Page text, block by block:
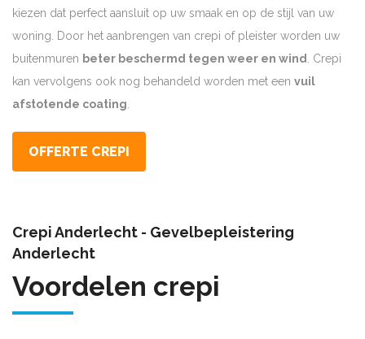
kiezen dat perfect aansluit op uw smaak en op de stijl van uw
woning. Door het aanbrengen van crepi of pleister worden uw
buitenmuren beter beschermd tegen weer en wind. Crepi
kan vervolgens ook nog behandeld worden met een vuil
afstotende coating.
OFFERTE CREPI
Crepi Anderlecht - Gevelbepleistering
Anderlecht
Voordelen crepi